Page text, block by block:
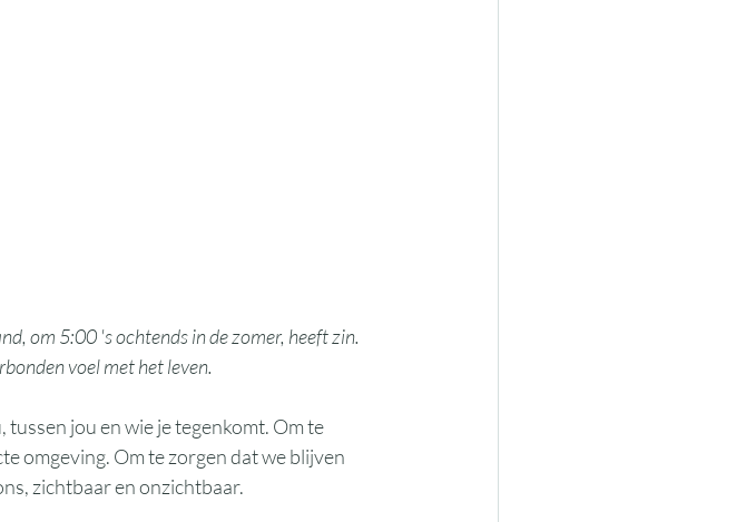
om 5:00 's ochtends in de zomer, heeft zin.
voel met het leven.
jou en wie je tegenkomt. Om te
omgeving. Om te zorgen dat we blijven
zichtbaar en onzichtbaar.